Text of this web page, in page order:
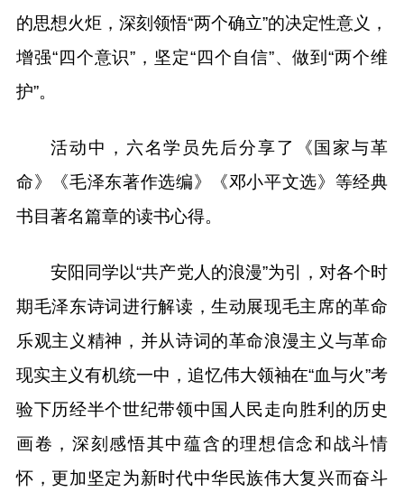
的思想火炬，深刻领悟“两个确立”的决定性意义，
增强“四个意识”，坚定“四个自信”、做到“两个维
护”。
活动中，六名学员先后分享了《国家与革
命》《毛泽东著作选编》《邓小平文选》等经典
书目著名篇章的读书心得。
安阳同学以“共产党人的浪漫”为引，对各个时
期毛泽东诗词进行解读，生动展现毛主席的革命
乐观主义精神，并从诗词的革命浪漫主义与革命
现实主义有机统一中，追忆伟大领袖在“血与火”考
验下历经半个世纪带领中国人民走向胜利的历史
画卷，深刻感悟其中蕴含的理想信念和战斗情
怀，更加坚定为新时代中华民族伟大复兴而奋斗